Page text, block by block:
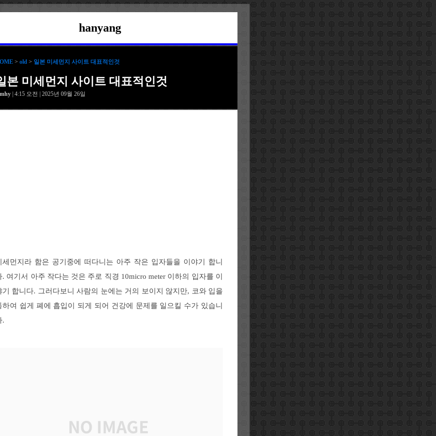
hanyang
> old > 일본 미세먼지 사이트 대표적인것
본 미세먼지 사이트 대표적인것
| 4:15 오전 | 2025년 09월 26일
세먼지라 함은 공기중에 떠다니는 아주 작은 입자들을 이야기 합니
. 여기서 아주 작다는 것은 주로 직경 10micro meter 이하의 입자를 이
기 합니다. 그러다보니 사람의 눈에는 거의 보이지 않지만, 코와 입을
하여 쉽게 폐에 흡입이 되게 되어 건강에 문제를 일으킬 수가 있습니
.